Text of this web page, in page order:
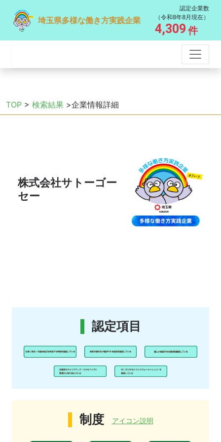
埼玉県多様な働き方実践企業
認定企業数
（令和8年8月現在）
4,309 件
TOP > 検索結果 >企業情報詳細
株式会社サトーゴー
セー
認定項目
制度 アイコン説明